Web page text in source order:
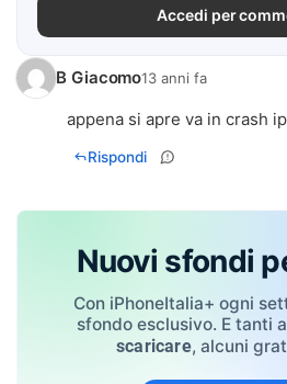
Accedi per
B Giacomo13 anni fa
appena si apre va in crash
Rispondi
Nuovi sfondi
Con iPhoneItalia+ ogni
sfondo esclusivo. E tanti
scaricare, alcuni